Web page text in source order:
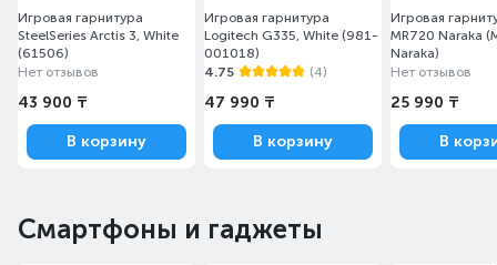
во время игры или отдыха в пути.
Игровая гарнитура
SteelSeries Arctis 3, White
(61506)
Нет отзывов
43 900 ₸
В корзину
Игровая гарнитура
Logitech G335, White (981-
001018)
4.75
(4)
47 990 ₸
В корзину
Игровая
MR720 Naraka
Naraka)
Нет отзывов
25 990 ₸
В
Смартфоны и гаджеты